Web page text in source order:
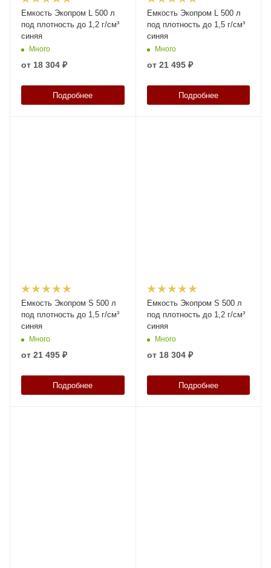
Емкость Экопром L 500 л
под плотность до 1,2 г/см³
синяя
Много
от 18 304 ₽
Подробнее
Емкость Экопром L 500 л
под плотность до 1,5 г/см³
синяя
Много
от 21 495 ₽
Подробнее
Емкость Экопром S 500 л
под плотность до 1,5 г/см³
синяя
Много
от 21 495 ₽
Подробнее
Емкость Экопром S 500 л
под плотность до 1,2 г/см³
синяя
Много
от 18 304 ₽
Подробнее